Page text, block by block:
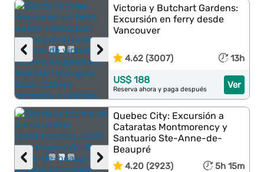
›
‹
Victoria y Butchart Gardens:
Excursión en ferry desde
Vancouver
4.62 (3007) 13h
Ver
US$ 188
Reserva ahora y paga después
›
‹
Quebec City: Excursión a
Cataratas Montmorency y
Santuario Ste-Anne-de-
Beaupré
4.20 (2923) 5h 15m